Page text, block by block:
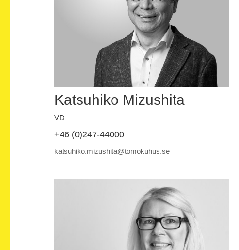
Katsuhiko Mizushita
VD
+46 (0)247-44000
katsuhiko.mizushita@tomokuhus.se